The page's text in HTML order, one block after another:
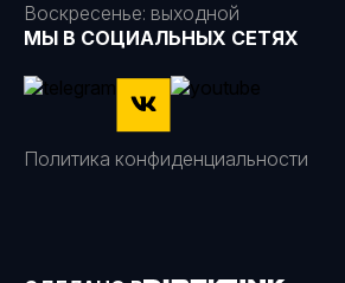
Воскресенье: выходной
МЫ В СОЦИАЛЬНЫХ СЕТЯХ
Политика конфиденциальности